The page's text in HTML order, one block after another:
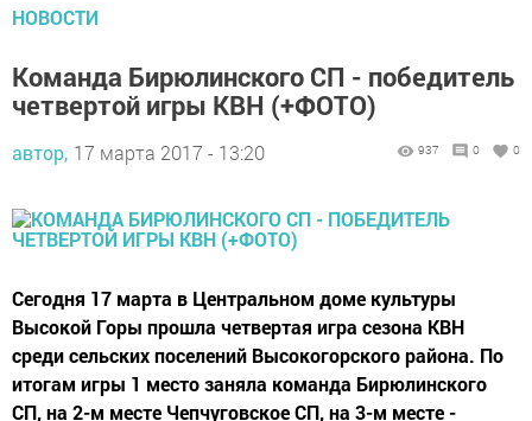
НОВОСТИ
Команда Бирюлинского СП - победитель
четвертой игры КВН (+ФОТО)
автор, 17 марта 2017 - 13:20 937 0 0
Сегодня 17 марта в Центральном доме культуры
Высокой Горы прошла четвертая игра сезона КВН
среди сельских поселений Высокогорского района. По
итогам игры 1 место заняла команда Бирюлинского
СП, на 2-м месте Чепчуговское СП, на 3-м месте -